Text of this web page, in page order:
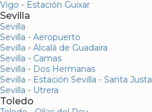
Vigo - Estación Guixar
Sevilla
Sevilla
Sevilla - Aeropuerto
Sevilla - Alcalá de Guadaira
Sevilla - Camas
Sevilla - Dos Hermanas
Sevilla - Estación Sevilla - Santa Justa
Sevilla - Utrera
Toledo